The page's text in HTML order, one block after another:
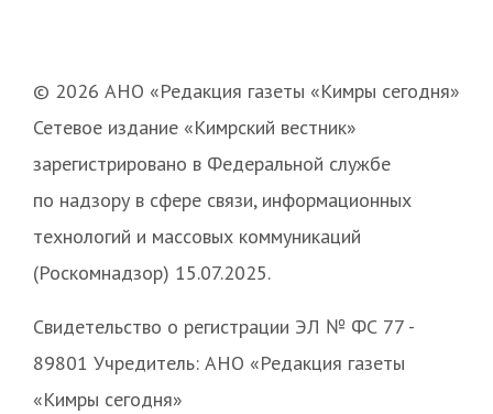
© 2026 АНО «Редакция газеты «Кимры сегодня»
Сетевое издание «Кимрский вестник»
зарегистрировано в Федеральной службе
по надзору в сфере связи, информационных
технологий и массовых коммуникаций
(Роскомнадзор) 15.07.2025.
Свидетельство о регистрации ЭЛ № ФС 77 -
89801 Учредитель: АНО «Редакция газеты
«Кимры сегодня»